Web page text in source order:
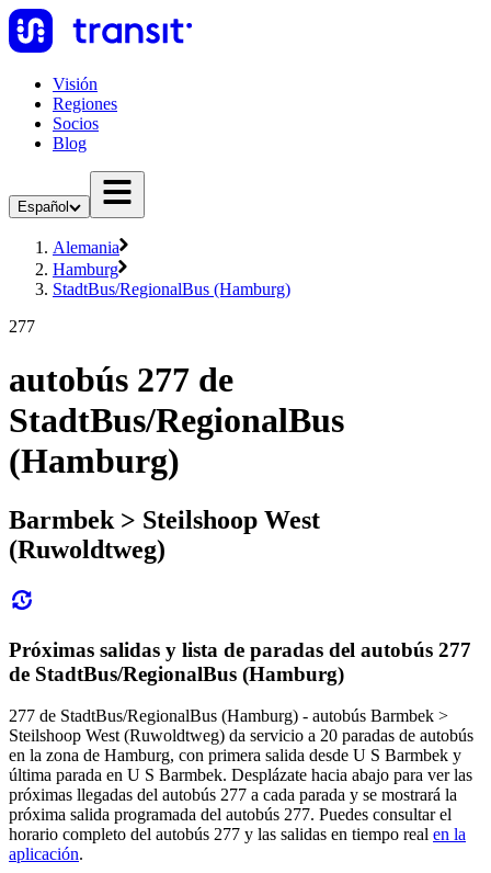
Visión
Regiones
Socios
Blog
Español
Alemania
Hamburg
StadtBus/RegionalBus (Hamburg)
277
autobús 277 de
StadtBus/RegionalBus
(Hamburg)
Barmbek > Steilshoop West
(Ruwoldtweg)
Próximas salidas y lista de paradas del autobús 277
de StadtBus/RegionalBus (Hamburg)
277 de StadtBus/RegionalBus (Hamburg) - autobús Barmbek >
Steilshoop West (Ruwoldtweg) da servicio a 20 paradas de autobús
en la zona de Hamburg, con primera salida desde U S Barmbek y
última parada en U S Barmbek. Desplázate hacia abajo para ver las
próximas llegadas del autobús 277 a cada parada y se mostrará la
próxima salida programada del autobús 277. Puedes consultar el
horario completo del autobús 277 y las salidas en tiempo real en la
aplicación.